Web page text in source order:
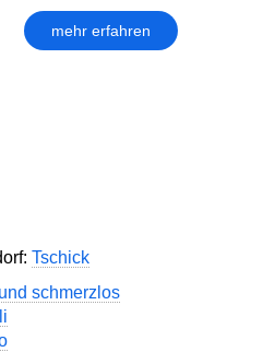
mehr erfahren
Tschick
schmerzlos